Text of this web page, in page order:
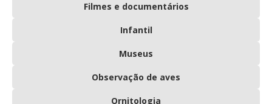
Filmes e documentários
Infantil
Museus
Observação de aves
Ornitologia